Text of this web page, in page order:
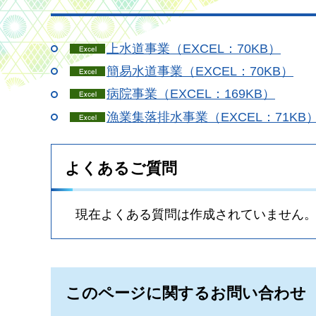
上水道事業（EXCEL：70KB）
簡易水道事業（EXCEL：70KB）
病院事業（EXCEL：169KB）
漁業集落排水事業（EXCEL：71KB
よくあるご質問
現在よくある質問は作成されていません。
このページに関するお問い合わせ